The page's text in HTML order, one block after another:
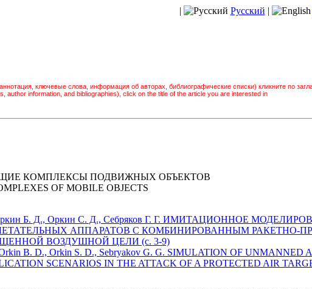
| Русский |
ключевые слова, информация об авторах, библиографические списки) кликните по
author information, and bibliographies), click on the title of the article you are interested in
КОМПЛЕКСЫ ПОДВИЖНЫХ ОБЪЕКТОВ
OF MOBILE OBJECTS
Оркин Б. Д., Оркин С. Д., Себряков Г. Г. ИМИТАЦИОННОЕ
АППАРАТОВ С КОМБИНИРОВАННЫМ РАКЕТНО-
ВОЗДУШНОЙ ЦЕЛИ (c. 3-9)
B. D., Orkin S. D., Sebryakov G. G. SIMULATION OF UNMANNED
SCENARIOS IN THE ATTACK OF A PROTECTED AIR